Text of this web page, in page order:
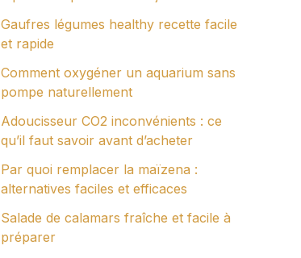
Gaufres légumes healthy recette facile
et rapide
Comment oxygéner un aquarium sans
pompe naturellement
Adoucisseur CO2 inconvénients : ce
qu’il faut savoir avant d’acheter
Par quoi remplacer la maïzena :
alternatives faciles et efficaces
Salade de calamars fraîche et facile à
préparer